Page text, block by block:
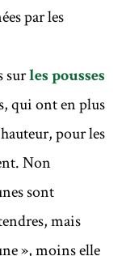
par les
surles pousses
qui ont en plus
pour les
Non
sont
mais
», moins elle